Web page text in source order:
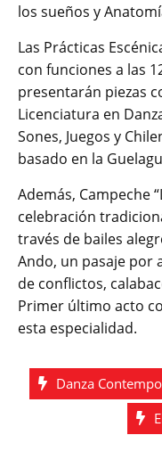
los sueños y
Las Prácticas
con funciones a las
presentarán piezas
Licenciatura en
Sones, Juegos y
basado en la
Además, Campeche
celebración
través de bailes
Ando, un pasaje por
de conflictos,
Primer último acto
esta especialidad.
Danza